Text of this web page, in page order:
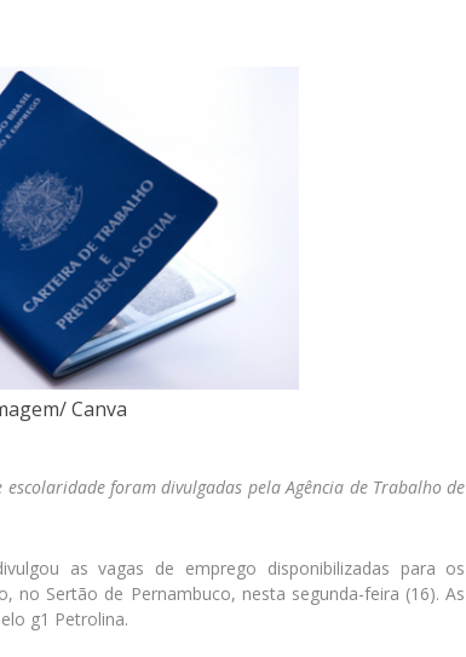
Canva
foram divulgadas pela Agência de Trabalho de
as vagas de emprego disponibilizadas para os
no Sertão de Pernambuco, nesta segunda-feira (16). As
g1 Petrolina.